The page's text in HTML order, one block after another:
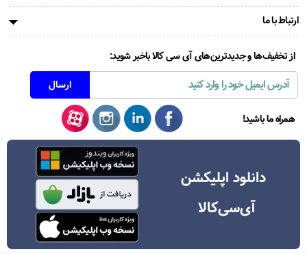
ارتباط با ما
از تخفیف‌ها و جدیدترین‌های آی سی کالا باخبر شوید:
همراه ما باشید!
دانلود اپلیکشن
آی‌سی‌کالا